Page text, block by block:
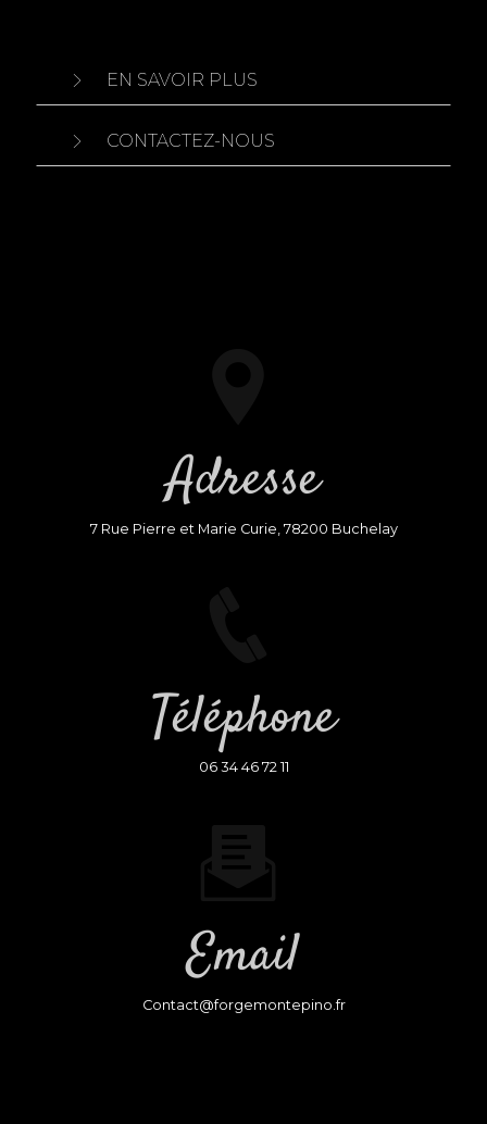
EN SAVOIR PLUS
CONTACTEZ-NOUS
Adresse
7 Rue Pierre et Marie Curie, 78200 Buchelay
Téléphone
06 34 46 72 11
Email
contact@forgemontepino.fr